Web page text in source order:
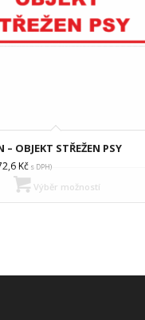
OBJEKT STŘEŽEN PSY
Kčs DPH)
Výběr možností